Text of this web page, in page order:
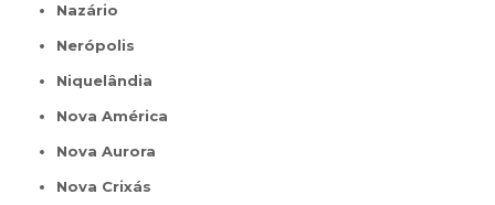
Nazário
Nerópolis
Niquelândia
Nova América
Nova Aurora
Nova Crixás